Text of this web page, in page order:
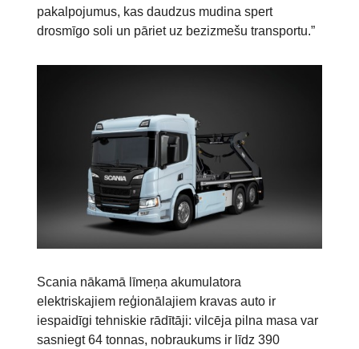
pakalpojumus, kas daudzus mudina spert
drosmīgo soli un pāriet uz bezizmešu transportu.”
Scania nākamā līmeņa akumulatora
elektriskajiem reģionālajiem kravas auto ir
iespaidīgi tehniskie rādītāji: vilcēja pilna masa var
sasniegt 64 tonnas, nobraukums ir līdz 390